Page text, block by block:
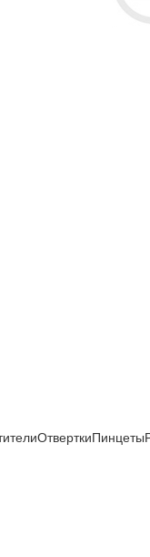
ОтверткиПинцеты